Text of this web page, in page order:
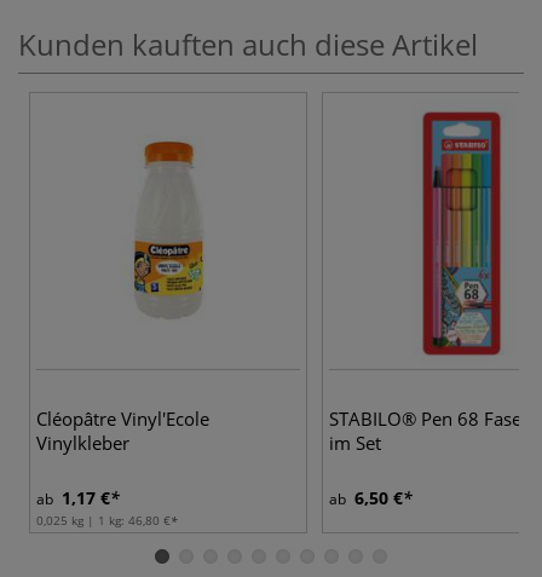
Kunden kauften auch diese Artikel
Cléopâtre Vinyl'Ecole
Vinylkleber
ab 1,17 €
0,025 kg | 1 kg: 46,80 €
STABILO® Pen 68
im Set
ab 6,50 €